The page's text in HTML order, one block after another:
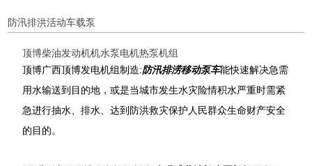
防汛排洪活动车载泵
顶博柴油发动机机水泵电机热泵机组
顶博广西顶博发电机组制造:防汛排涝移动泵车能快速解决急需
用水输送到目的地，或是当城市发生水灾险情积水严重时需紧
急进行抽水、排水、达到防洪救灾保护人民群众生命财产安全
的目的。